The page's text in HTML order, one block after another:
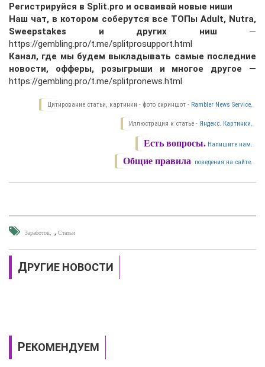
Регистрируйся в Split.pro и осваивай новые ниши
Наш чат, в котором соберутся все ТОПы Adult, Nutra,
Sweepstakes и других ниш —
https://gembling.pro/t.me/splitprosupport.html
Канал, где мы будем выкладывать самые последние
новости, офферы, розыгрыши и многое другое —
https://gembling.pro/t.me/splitpronews.html
Цитирование статьи, картинки - фото скриншот - Rambler News Service.
Иллюстрация к статье - Яндекс. Картинки.
Есть вопросы. Напишите нам.
Общие правила поведения на сайте.
Заработок , Cтатьи
ДРУГИЕ НОВОСТИ
РЕКОМЕНДУЕМ